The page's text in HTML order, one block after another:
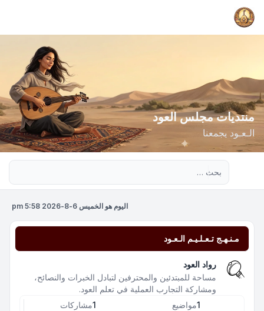
منتديات مجلس العود
الـعـود يجمعنا
اليوم هو الخميس 6-8-2026 5:58 pm
مـنـهـج تـعـلـيـم الـعـود
رواد العود
مساحة للمبتدئين والمحترفين لتبادل الخبرات والنصائح،
ومشاركة التجارب العملية في تعلم العود.
1مواضيع 1مشاركات